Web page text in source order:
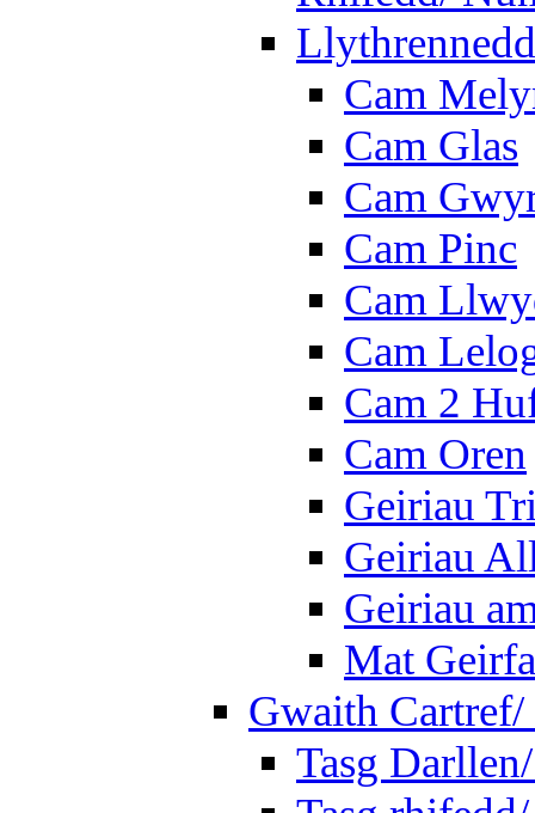
Cam
Cam Glas
Cam
Cam Pinc
Cam
Cam
Cam 2
Cam Oren
Geiriau
Geiriau
Geiriau
Mat
Gwaith
Tasg